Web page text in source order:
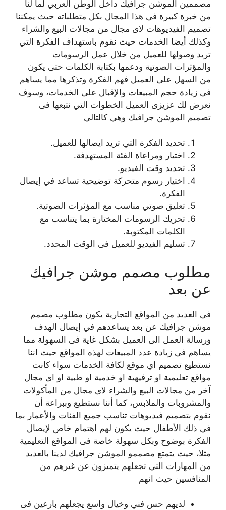
مصممين الموشن جرافيك داخل الوطن العربي لما لنا
من خبرة كبيرة فى هذا المجال بكل متطلباته حيث يمكننا
تصميم الفيديوهات لاى مجال من مجالات البيع والشراء
وكذلك أيضا الخدمات حيث نقوم باستهداف الفكرة التي
تريد وصولها للعميل من خلال عمل الرسومات
والمؤثرات الصوتية ودعمها بكتابة الكلمات حتى يكون
من السهل على العميل فهم الفكرة وتذكرها مما يساهم
فى زيادة حجم المبيعات والإقبال على الخدمات، وسوف
نعرض لك عزيزى العميل الخطوات التي نتبعها فى
تصميم الموشن جرافيك وهي كالتالي
تحديد الفكرة التي تريد ايصالها للعميل.
اختيار ومراعاة الفئة المستهدفة.
تحديد وقت الفيديو.
اختيار رسوم متحركة توضيحية تساعد في إيصال
الفكرة.
تعليق صوتي مناسب مع المؤثرات الصوتية.
تحريك الرسومات المختارة بما يتناسب مع
الكلمات المكتوبة.
تسليم الفيديو للعميل فى الوقت المحدد.
مطلوب مصمم موشن جرافيك
عن بعد
فى العديد من المواقع التجارية يكون مطلوب مصمم
موشن جرافيك عن بعد يساعدهم في إيصال الهدف
ورسالة العمل الى العميل بشكل غاية فى السهولة مما
يساهم فى زيادة عدد المبيعات لهذه المواقع حيث اننا
نستطيع تصميم اي موقع لكافة الخدمات سواء كانت
مواقع تعليمية او ترفيهية او خدمية او طبية او اى مجال
آخر من مجالات البيع والشراء لاى مجال من المأكولات
والمشروبات والملابس، كما أننا نستطيع وببراعة أن
نقوم بتصميم فيديوهات تناسب جميع الفئات والأعمار بما
في ذلك الأطفال حيث يكون لهم اهتمام خاص لإيصال
الفكرة بوضوح وبكل سهولة خاصة فى المواقع التعليمية
مثلا، حيث يتمتع مصممو الموشن جرافيك لدينا بالعديد
من المهارات التي تجعلهم يتميزون عن غيرهم من
المنافسين حيث انهم
لديهم حس فني وخيال واسع يجعلهم بارعين فى